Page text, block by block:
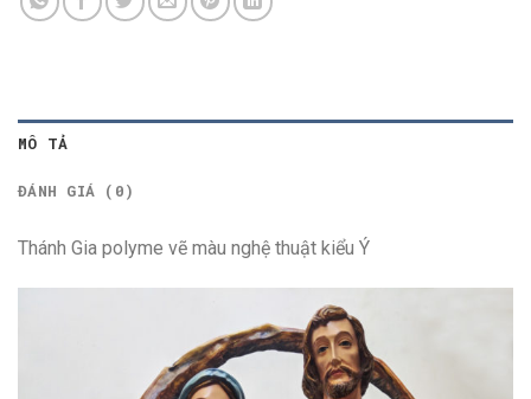
MÔ TẢ
ĐÁNH GIÁ (0)
Thánh Gia polyme vẽ màu nghệ thuật kiểu Ý